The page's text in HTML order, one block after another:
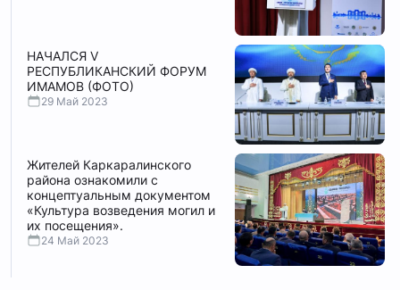
НАЧАЛСЯ V
РЕСПУБЛИКАНСКИЙ ФОРУМ
ИМАМОВ (ФОТО)
29 Май 2023
Жителей Каркаралинского
района ознакомили с
концептуальным документом
«Культура возведения могил и
их посещения».
24 Май 2023